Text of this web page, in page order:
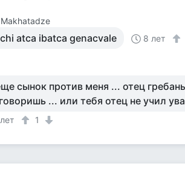
atca ibatca genacvale 8 лет
сынок против меня ... отец
... или тебя отец не учил
1